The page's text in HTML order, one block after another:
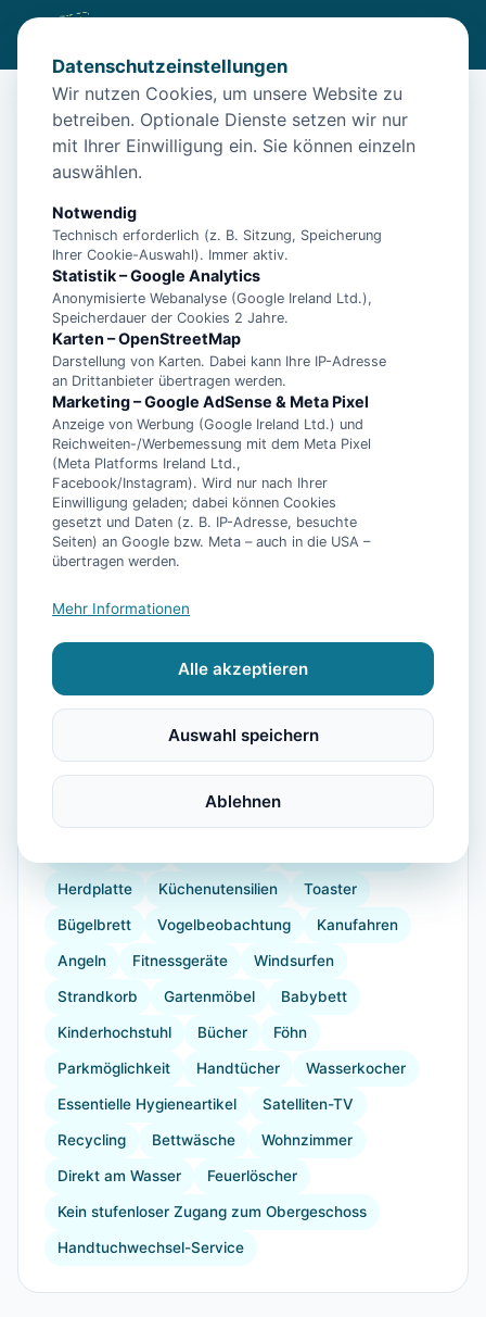
/Unterkünfte /Baltrum/
Ferienwohnung Sonniges Apartment mit Rumumblick auf
Baltrum
Ferienwohnung Sonniges
Apartment mit Rumumblick auf
Baltrum
26579 Baltrum
📷13Bilder
Herdplatte Küchenutensilien Toaster
Bügelbrett Vogelbeobachtung Kanufahren
Angeln Fitnessgeräte Windsurfen
Strandkorb Gartenmöbel Babybett
Kinderhochstuhl Bücher Föhn
Parkmöglichkeit Handtücher Wasserkocher
Essentielle Hygieneartikel Satelliten-TV
Recycling Bettwäsche Wohnzimmer
Direkt am Wasser Feuerlöscher
Kein stufenloser Zugang zum Obergeschoss
Handtuchwechsel-Service
Datenschutzeinstellungen
Wir nutzen Cookies, um unsere Website zu
betreiben. Optionale Dienste setzen wir nur
mit Ihrer Einwilligung ein. Sie können einzeln
auswählen.
Notwendig
Technisch erforderlich (z. B. Sitzung, Speicherung
Ihrer Cookie-Auswahl). Immer aktiv.
Statistik – Google Analytics
Anonymisierte Webanalyse (Google Ireland Ltd.),
Speicherdauer der Cookies 2 Jahre.
Karten – OpenStreetMap
Darstellung von Karten. Dabei kann Ihre IP-Adresse
an Drittanbieter übertragen werden.
Marketing – Google AdSense & Meta Pixel
Anzeige von Werbung (Google Ireland Ltd.) und
Reichweiten-/Werbemessung mit dem Meta Pixel
(Meta Platforms Ireland Ltd.,
Facebook/Instagram). Wird nur nach Ihrer
Einwilligung geladen; dabei können Cookies
gesetzt und Daten (z. B. IP-Adresse, besuchte
Seiten) an Google bzw. Meta – auch in die USA –
übertragen werden.
Mehr Informationen
Alle akzeptieren
Auswahl speichern
Ablehnen